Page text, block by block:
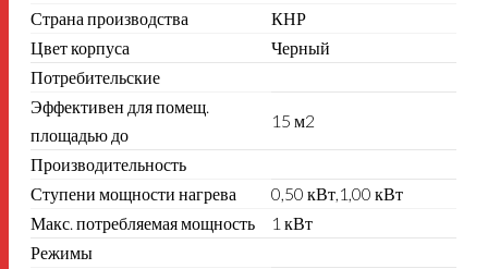
Страна производства
КНР
Цвет корпуса
Черный
Потребительские
Эффективен для помещ.
площадью до
15 м2
Производительность
Ступени мощности нагрева
0,50 кВт,1,00 кВт
Макс. потребляемая мощность
1 кВт
Режимы